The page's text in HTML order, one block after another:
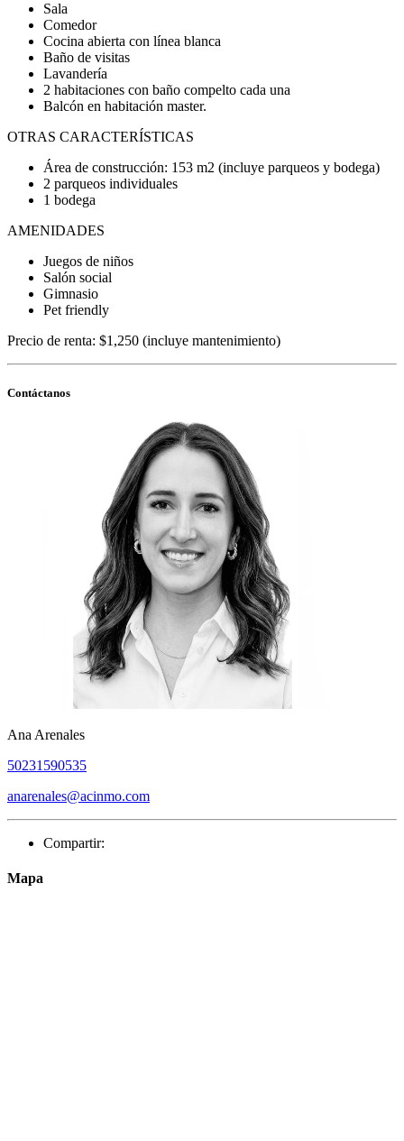
Sala
Comedor
Cocina abierta con línea blanca
Baño de visitas
Lavandería
2 habitaciones con baño compelto cada una
Balcón en habitación master.
OTRAS CARACTERÍSTICAS
Área de construcción: 153 m2 (incluye parqueos y bodega)
2 parqueos individuales
1 bodega
AMENIDADES
Juegos de niños
Salón social
Gimnasio
Pet friendly
Precio de renta: $1,250 (incluye mantenimiento)
Contáctanos
Ana Arenales
50231590535
anarenales@acinmo.com
Compartir:
Mapa